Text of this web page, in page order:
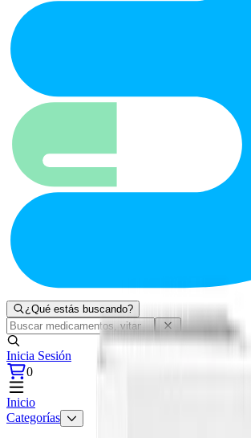
¿Qué estás buscando?
Inicia Sesión
0
Inicio
Categorías